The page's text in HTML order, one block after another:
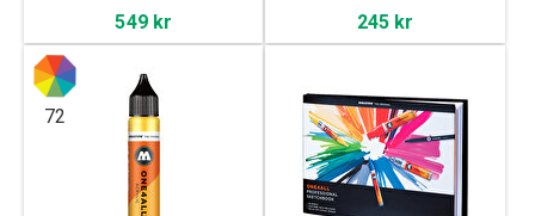
549 kr 245 kr
72